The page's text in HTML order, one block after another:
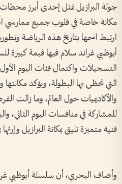
جولة البرازيل تمثل إحدى أبرز محطات
مكانة خاصة في قلوب جميع ممارسي
ارتبط اسمها بتاريخ هذه الرياضة
أبوظبي غراند سلام فيها قيمة كبيرة
التسجيلات واكتمال فئات اليوم
التي تحظى بها البطولة، ويؤكد
والأكاديميات حول العالم، وما زالت
للمشاركة في منافسات اليوم الثاني،
فنية متميزة تليق بمكانة البرازيل
وأضاف البحري، أن سلسلة أبوظبي